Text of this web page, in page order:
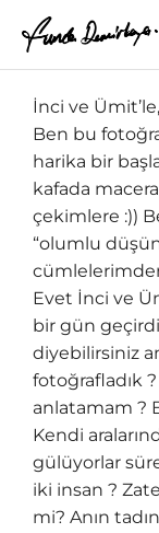
İnci ve
Ben bu
harika bir
kafada
çekimlere :))
“olumlu
Evet İnci ve
bir gün
diyebilirsiniz
fotoğrafladık
anlatamam ?
Kendi
gülüyorlar
iki insan ?
mi? Anın